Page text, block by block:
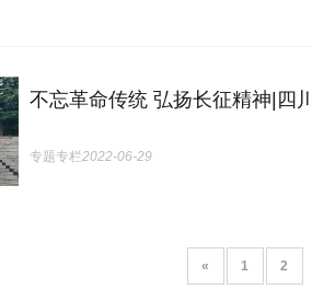
不忘革命传统 弘扬长征精神|四
专题专栏2022-06-29
« 1 2